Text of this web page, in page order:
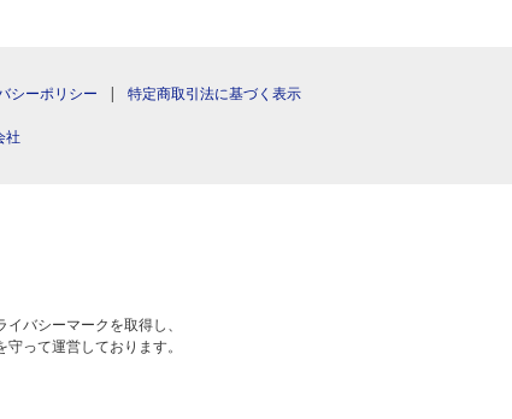
シーポリシー | 特定商取引法に基づく表示
社
バシーマークを取得し、
って運営しております。